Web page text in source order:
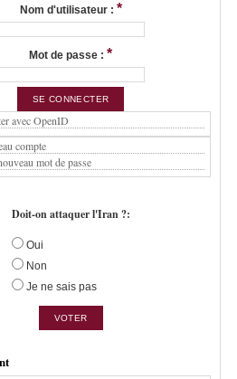
Nom d'utilisateur : *
Mot de passe : *
avec OpenID
compte
mot de passe
Doit-on attaquer l'Iran ?:
Oui
Non
Je ne sais pas